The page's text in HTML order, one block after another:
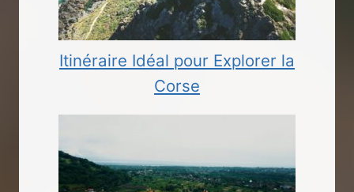
Itinéraire Idéal pour Explorer la
Corse